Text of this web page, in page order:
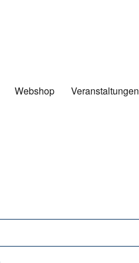
Webshop Veranstaltungen